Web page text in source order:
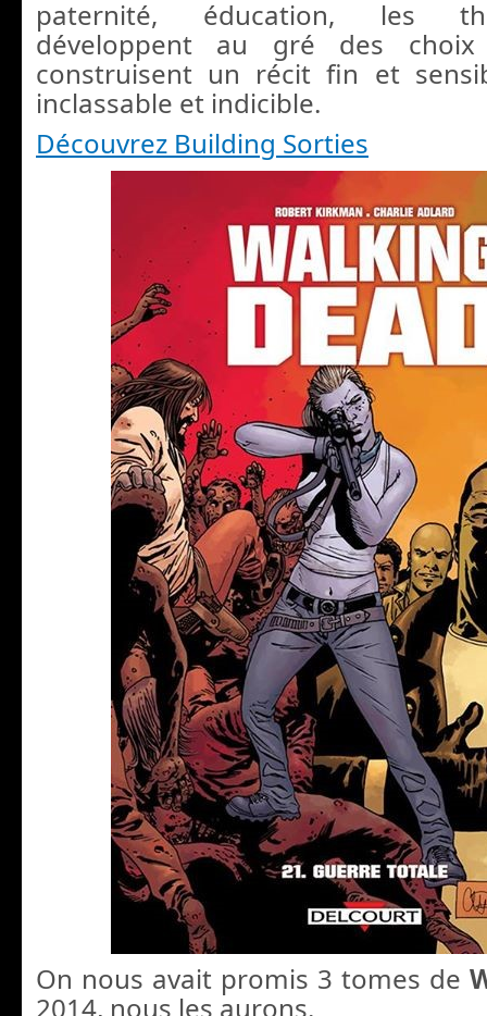
paternité, éducation, les
développent au gré des
construisent un récit fin et
inclassable et indicible.
Découvrez Building Sorties
On nous avait promis 3 tomes de
2014, nous les aurons.